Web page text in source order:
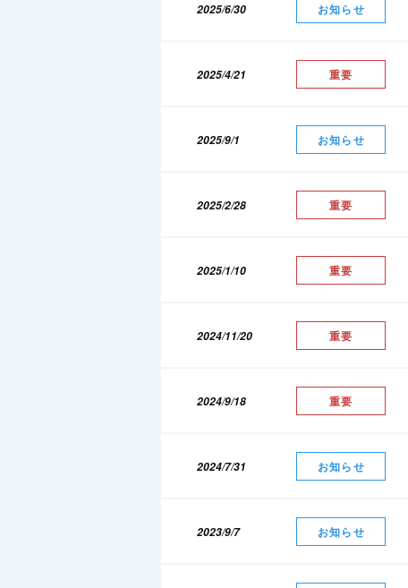
2025/6/30 お知らせ
2025/4/21 重要
2025/9/1 お知らせ
2025/2/28 重要
2025/1/10 重要
2024/11/20 重要
2024/9/18 重要
2024/7/31 お知らせ
2023/9/7 お知らせ